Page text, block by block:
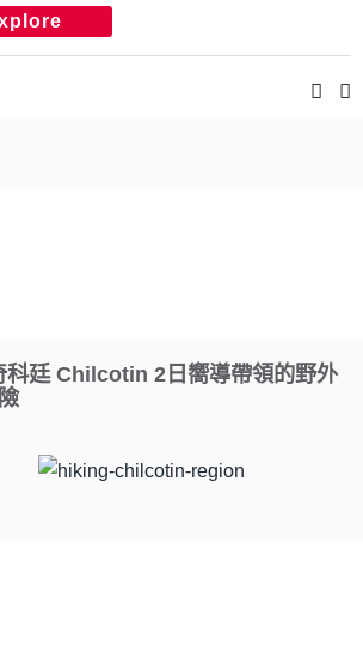
科廷 Chilcotin 2日嚮導帶領的野外